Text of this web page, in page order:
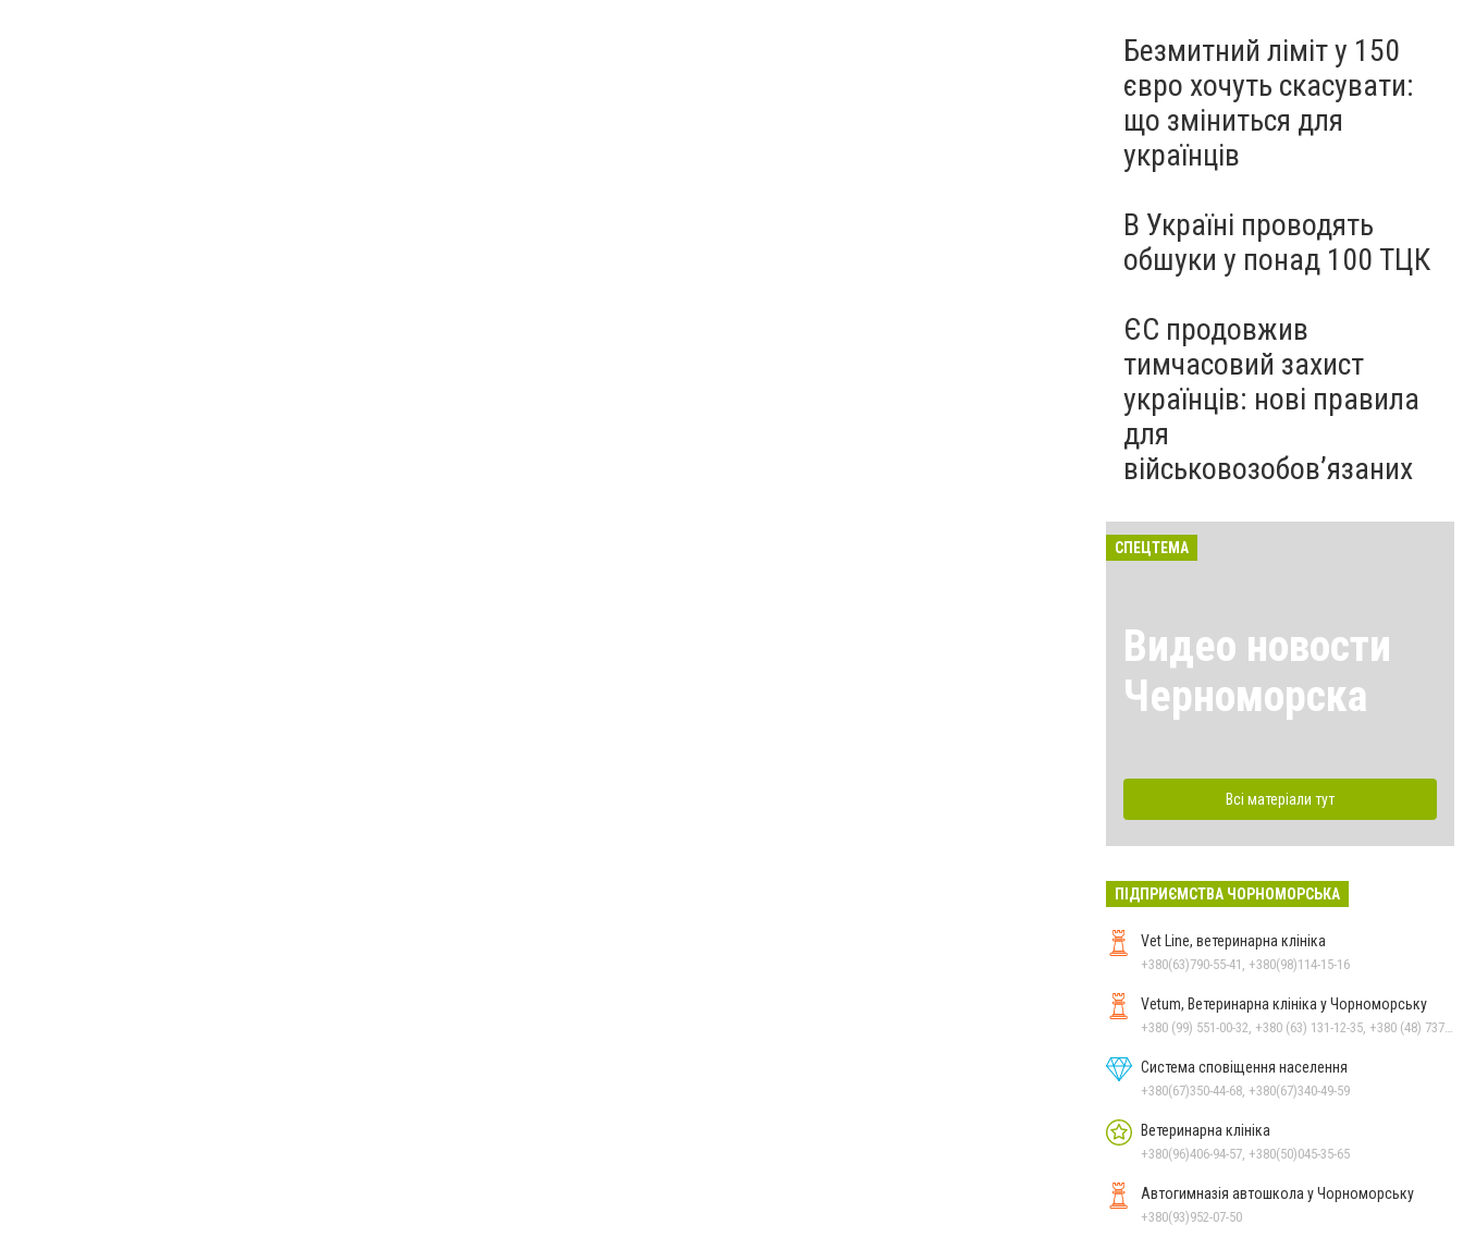
Безмитний ліміт у 150
євро хочуть скасувати:
що зміниться для
українців
В Україні проводять
обшуки у понад 100 ТЦК
ЄС продовжив
тимчасовий захист
українців: нові правила
для
військовозобов’язаних
СПЕЦТЕМА
Видео новости
Черноморска
Всі матеріали тут
ПІДПРИЄМСТВА ЧОРНОМОРСЬКА
Vet Line, ветеринарна клініка
+380(63)790-55-41, +380(98)114-15-16
Vetum, Ветеринарна клініка у Чорноморську
Система сповіщення населення
+380(67)350-44-68, +380(67)340-49-59
Ветеринарна клініка
+380(96)406-94-57, +380(50)045-35-65
Автогимназія автошкола у Чорноморську
+380(93)952-07-50